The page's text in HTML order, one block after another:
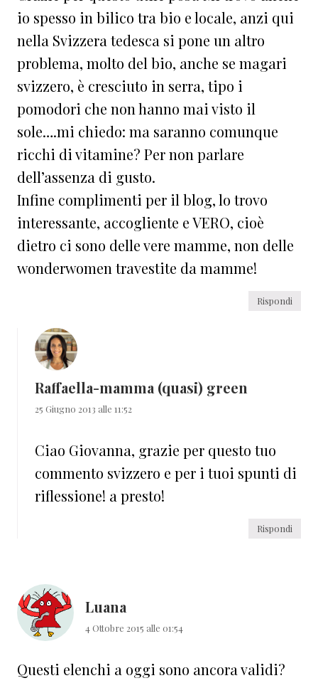
io spesso in bilico tra bio e locale, anzi qui
nella Svizzera tedesca si pone un altro
problema, molto del bio, anche se magari
svizzero, è cresciuto in serra, tipo i
pomodori che non hanno mai visto il
sole….mi chiedo: ma saranno comunque
ricchi di vitamine? Per non parlare
dell’assenza di gusto.
Infine complimenti per il blog, lo trovo
interessante, accogliente e VERO, cioè
dietro ci sono delle vere mamme, non delle
wonderwomen travestite da mamme!
Rispondi
Raffaella-mamma (quasi) green
25 Giugno 2013 alle 11:52
Ciao Giovanna, grazie per questo tuo
commento svizzero e per i tuoi spunti di
riflessione! a presto!
Rispondi
Luana
4 Ottobre 2015 alle 01:54
Questi elenchi a oggi sono ancora validi?